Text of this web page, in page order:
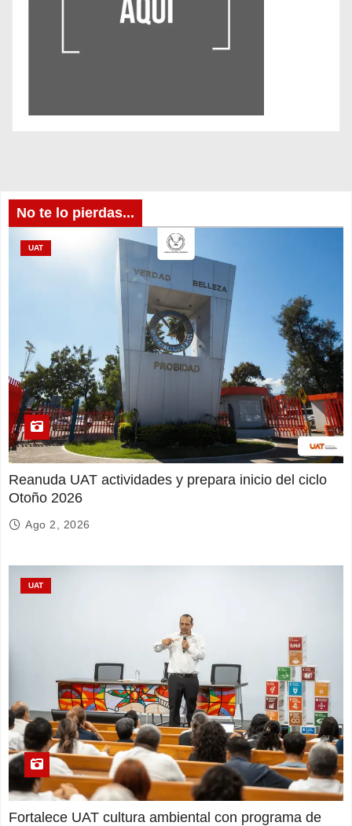
No te lo pierdas...
UAT
Reanuda UAT actividades y prepara inicio del ciclo
Otoño 2026
Ago 2, 2026
UAT
Fortalece UAT cultura ambiental con programa de